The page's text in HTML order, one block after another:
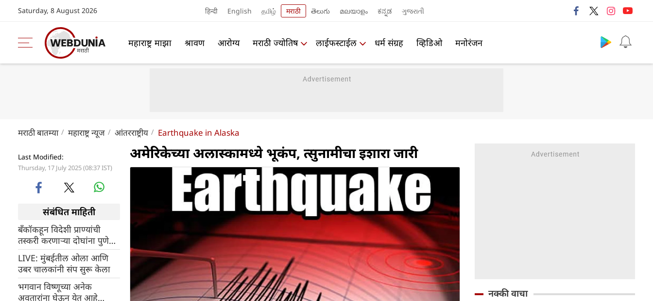
Saturday, 8 August 2026 हिन्दी English தமிழ் मराठी తెలుగు മലയാളം ಕನ್ನಡ ગુજરાતી
महाराष्ट्र माझा श्रावण आरोग्य मराठी ज्योतिष लाईफस्टाईल धर्म संग्रह व्हिडिओ मनोरंजन
मराठी बातम्या महाराष्ट्र न्यूज आंतरराष्ट्रीय Earthquake in Alaska
Last Modified:
Thursday, 17 July 2025 (08:37 IST)
संबंधित माहिती
बँकॉकहून विदेशी प्राण्यांची
तस्करी करणाऱ्या दोघांना पुणे
विमानतळावर अटक
LIVE: मुंबईतील ओला आणि
उबर चालकांनी संप सुरू केला
भगवान विष्णूच्या अनेक
अवतारांना घेऊन येत आहे
अमेरिकेच्या अलास्कामध्ये भूकंप, त्सुनामीचा इशारा जारी
नक्की वाचा